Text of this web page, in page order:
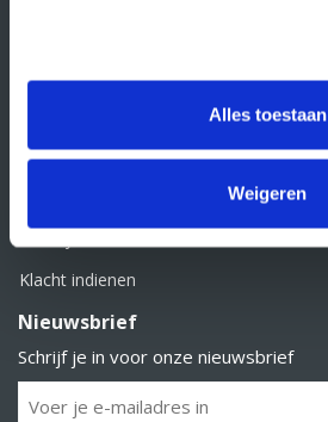
Alles toestaan
Weigeren
Retourbeleid
Klacht indienen
Nieuwsbrief
Schrijf je in voor onze nieuwsbrief